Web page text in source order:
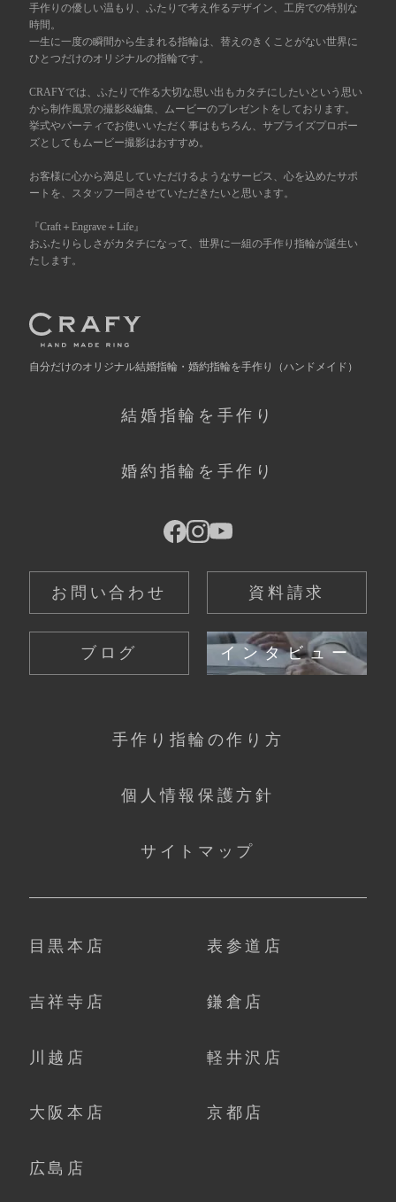
手作りの優しい温もり、ふたりで考え作るデザイン、工房での特別な
時間。
一生に一度の瞬間から生まれる指輪は、替えのきくことがない世界に
ひとつだけのオリジナルの指輪です。
CRAFYでは、ふたりで作る大切な思い出もカタチにしたいという思い
から制作風景の撮影&編集、ムービーのプレゼントをしております。
挙式やパーティでお使いいただく事はもちろん、サプライズプロポー
ズとしてもムービー撮影はおすすめ。
お客様に心から満足していただけるようなサービス、心を込めたサポ
ートを、スタッフ一同させていただきたいと思います。
『Craft＋Engrave＋Life』
おふたりらしさがカタチになって、世界に一組の手作り指輪が誕生い
たします。
自分だけのオリジナル結婚指輪・婚約指輪を手作り （ハンドメイド）
結婚指輪を手作り
婚約指輪を手作り
お問い合わせ 資料請求
ブログ インタビュー
手作り指輪の作り方
個人情報保護方針
サイトマップ
目黒本店 表参道店
吉祥寺店 鎌倉店
川越店 軽井沢店
大阪本店 京都店
広島店
広島店 来店ご予約
オーダーメイド ご予約